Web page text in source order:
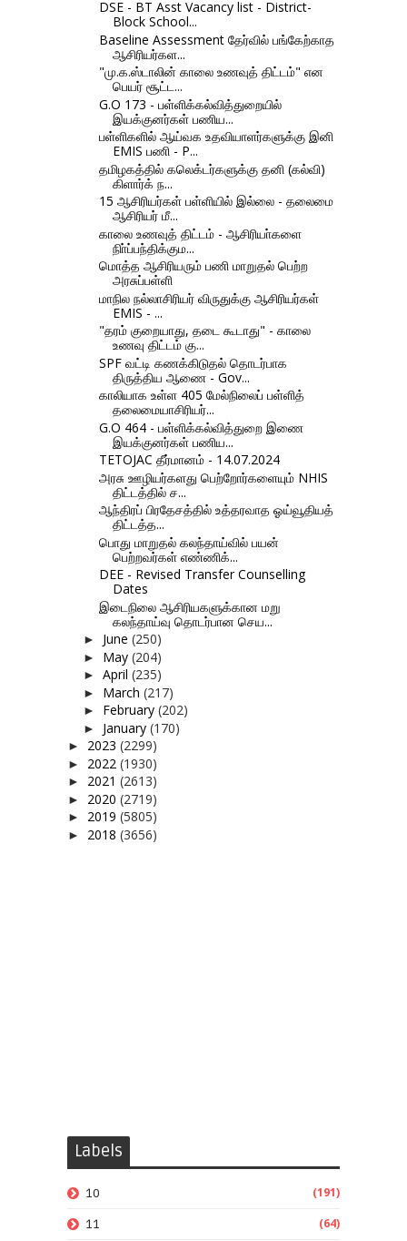
DSE - BT Asst Vacancy list - District-
Block School...
Baseline Assessment தேர்வில் பங்கேற்காத
ஆசிரியர்கள...
"மு.க.ஸ்டாலின் காலை உணவுத் திட்டம்" என
பெயர் சூட்ட...
G.O 173 - பள்ளிக்கல்வித்துறையில்
இயக்குனர்கள் பணிய...
பள்ளிகளில் ஆய்வக உதவியாளர்களுக்கு இனி
EMIS பணி - P...
தமிழகத்தில் கலெக்டர்களுக்கு தனி (கல்வி)
கிளார்க் ந...
15 ஆசிரியர்கள் பள்ளியில் இல்லை - தலைமை
ஆசிரியர் மீ...
காலை உணவுத் திட்டம் - ஆசிரியா்களை
நிா்ப்பந்திக்கும...
மொத்த ஆசிரியரும் பணி மாறுதல் பெற்ற
அரசுப்பள்ளி
மாநில நல்லாசிரியர் விருதுக்கு ஆசிரியர்கள்
EMIS - ...
"தரம் குறையாது, தடை கூடாது" - காலை
உணவு திட்டம் கு...
SPF வட்டி கணக்கிடுதல் தொடர்பாக
திருத்திய ஆணை - Gov...
காலியாக உள்ள 405 மேல்நிலைப் பள்ளித்
தலைமையாசிரியர்...
G.O 464 - பள்ளிக்கல்வித்துறை இணை
இயக்குனர்கள் பணிய...
TETOJAC தீர்மானம் - 14.07.2024
அரசு ஊழியர்களது பெற்றோர்களையும் NHIS
திட்டத்தில் ச...
ஆந்திரப் பிரதேசத்தில் உத்தரவாத ஓய்வூதியத்
திட்டத்த...
பொது மாறுதல் கலந்தாய்வில் பயன்
பெற்றவர்கள் எண்ணிக்...
DEE - Revised Transfer Counselling
Dates
இடைநிலை ஆசிரியகளுக்கான மறு
கலந்தாய்வு தொடர்பான செய...
► June (250)
► May (204)
► April (235)
► March (217)
► February (202)
► January (170)
► 2023 (2299)
► 2022 (1930)
► 2021 (2613)
► 2020 (2719)
► 2019 (5805)
► 2018 (3656)
Labels
10 (191)
11 (64)